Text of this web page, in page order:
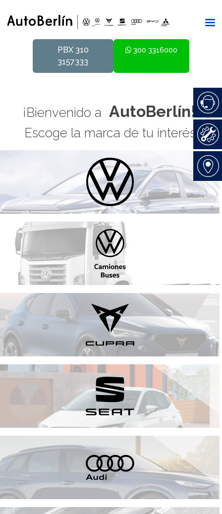
PBX 310
3157333
300 3316000
¡Bienvenido a AutoBerlín!
Escoge la marca de tu interés: